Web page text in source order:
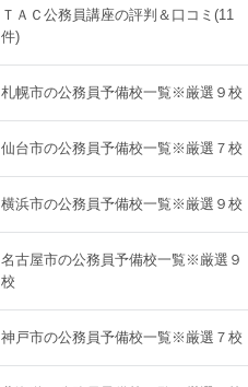
ＴＡＣ公務員講座の評判＆口コミ(11
件)
札幌市の公務員予備校一覧※厳選９校
仙台市の公務員予備校一覧※厳選７校
横浜市の公務員予備校一覧※厳選９校
名古屋市の公務員予備校一覧※厳選９
校
神戸市の公務員予備校一覧※厳選７校